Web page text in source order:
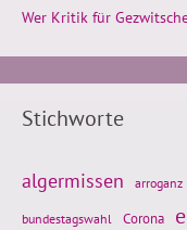
Wer Kritik für
Stichworte
algermissen arroganz
bundestagswahl Corona